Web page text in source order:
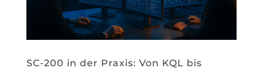
SC-200 in der Praxis: Von KQL bis